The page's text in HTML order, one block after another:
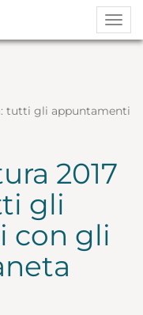
tutti gli appuntamenti
2017
gli
con gli